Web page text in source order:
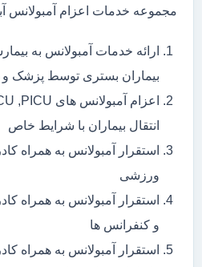
مجموعه خدمات اعزام آمبولانس
ارائه خدمات آمبولانس به
بیماران بستری توسط پزشک
انتقال بیماران با شرایط خاص
استقرار آمبولانس به همراه
ورزشی
استقرار آمبولانس به همراه
و کنفرانس ها
استقرار آمبولانس به همراه